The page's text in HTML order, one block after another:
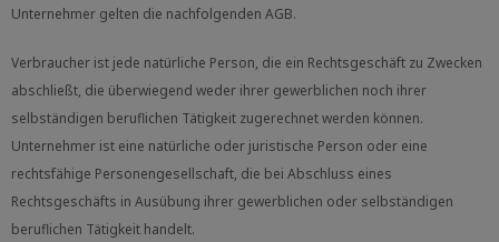
Unternehmer gelten die nachfolgenden AGB.
Verbraucher ist jede natürliche Person, die ein Rechtsgeschäft zu Zwecken
abschließt, die überwiegend weder ihrer gewerblichen noch ihrer
selbständigen beruflichen Tätigkeit zugerechnet werden können.
Unternehmer ist eine natürliche oder juristische Person oder eine
rechtsfähige Personengesellschaft, die bei Abschluss eines
Rechtsgeschäfts in Ausübung ihrer gewerblichen oder selbständigen
beruflichen Tätigkeit handelt.